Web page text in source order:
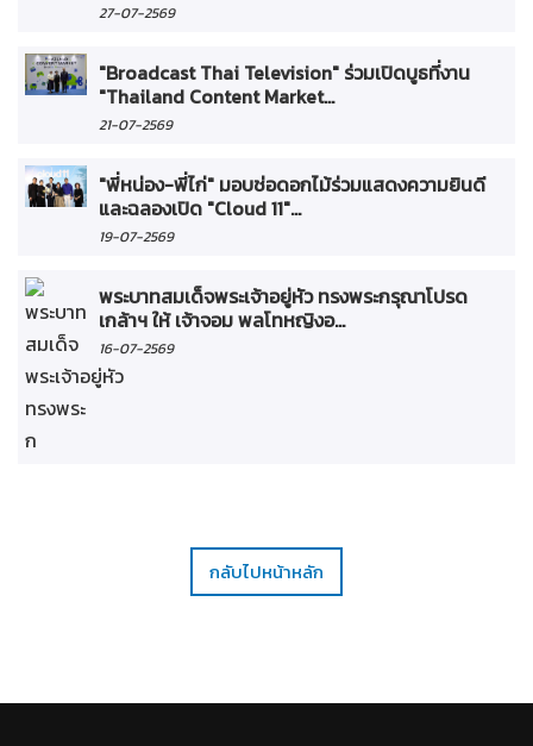
27-07-2569
"Broadcast Thai Television" ร่วมเปิดบูธที่งาน
"Thailand Content Market...
21-07-2569
"พี่หน่อง-พี่ไก่" มอบช่อดอกไม้ร่วมแสดงความยินดี
และฉลองเปิด "Cloud 11"...
19-07-2569
พระบาทสมเด็จพระเจ้าอยู่หัว ทรงพระกรุณาโปรด
เกล้าฯ ให้ เจ้าจอม พลโทหญิงอ...
16-07-2569
กลับไปหน้าหลัก